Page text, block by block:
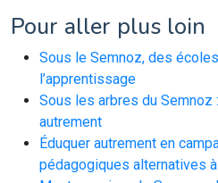
Pour aller plus loin
Sous le Semnoz, des
l’apprentissage
Sous les arbres du Semnoz
autrement
Éduquer autrement en
pédagogiques alternatives à